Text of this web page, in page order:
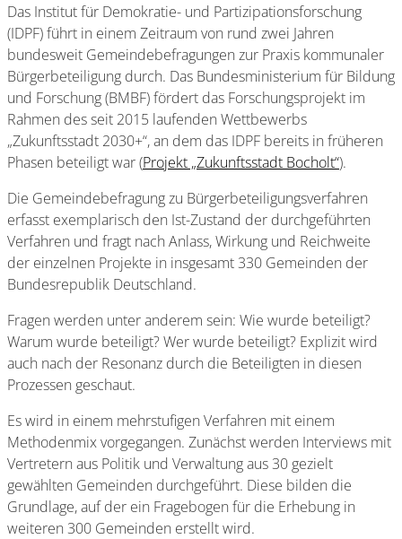
Das Institut für Demokratie- und Partizipationsforschung
(IDPF) führt in einem Zeitraum von rund zwei Jahren
bundesweit Gemeindebefragungen zur Praxis kommunaler
Bürgerbeteiligung durch. Das Bundesministerium für Bildung
und Forschung (BMBF) fördert das Forschungsprojekt im
Rahmen des seit 2015 laufenden Wettbewerbs
„Zukunftsstadt 2030+“, an dem das IDPF bereits in früheren
Phasen beteiligt war (Projekt „Zukunftsstadt Bocholt“).
Die Gemeindebefragung zu Bürgerbeteiligungsverfahren
erfasst exemplarisch den Ist-Zustand der durchgeführten
Verfahren und fragt nach Anlass, Wirkung und Reichweite
der einzelnen Projekte in insgesamt 330 Gemeinden der
Bundesrepublik Deutschland.
Fragen werden unter anderem sein: Wie wurde beteiligt?
Warum wurde beteiligt? Wer wurde beteiligt? Explizit wird
auch nach der Resonanz durch die Beteiligten in diesen
Prozessen geschaut.
Es wird in einem mehrstufigen Verfahren mit einem
Methodenmix vorgegangen. Zunächst werden Interviews mit
Vertretern aus Politik und Verwaltung aus 30 gezielt
gewählten Gemeinden durchgeführt. Diese bilden die
Grundlage, auf der ein Fragebogen für die Erhebung in
weiteren 300 Gemeinden erstellt wird.